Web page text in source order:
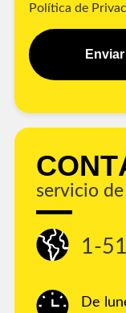
Política de
servicio
1-
De